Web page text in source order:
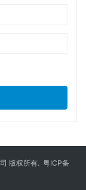
版权所有. 粤ICP备